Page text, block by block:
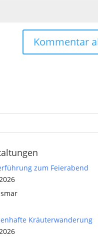
zum Feierabend
Kräuterwanderung